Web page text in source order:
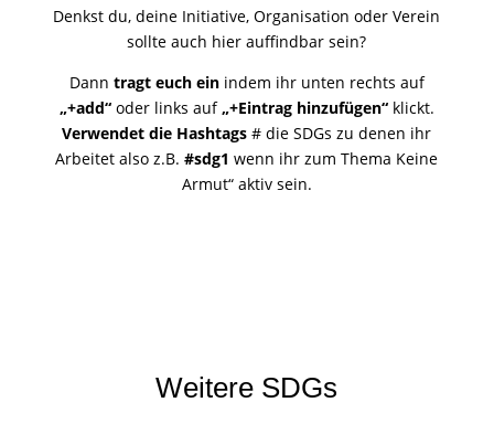
Denkst du, deine Initiative, Organisation oder Verein
sollte auch hier auffindbar sein?
Dann tragt euch einindem ihr unten rechts auf
„+add“ oder links auf„+Eintrag hinzufügen“klickt.
Verwendet die Hashtags # die SDGs zu denen ihr
Arbeitet also z.B.#sdg1 wenn ihr zum Thema Keine
Armut“ aktiv sein.
Weitere SDGs